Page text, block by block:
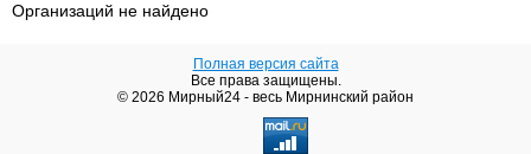
Организаций не найдено
Полная версия сайта
Все права защищены.
© 2026 Мирный24 - весь Мирнинский район